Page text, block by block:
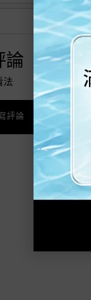
論
法
評論